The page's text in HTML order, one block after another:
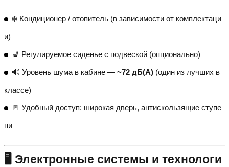
❄️ Кондиционер / отопитель (в зависимости от комплектаци
и)
💺 Регулируемое сиденье с подвеской (опционально)
🔊 Уровень шума в кабине — ~72 дБ(A) (один из лучших в
классе)
🚪 Удобный доступ: широкая дверь, антискользящие ступе
ни
🖥️ Электронные системы и технологи